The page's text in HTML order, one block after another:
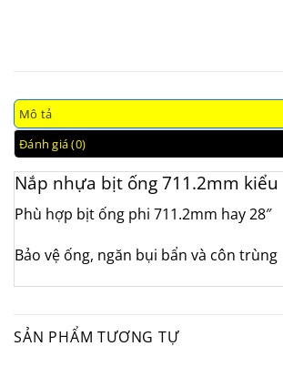
Mô tả
Đánh giá (0)
Nắp nhựa bịt ống 711.2mm
Phù hợp bịt ống phi 711.2mm hay 28″
Bảo vệ ống, ngăn bụi bẩn và côn trùng
SẢN PHẨM TƯƠNG TỰ